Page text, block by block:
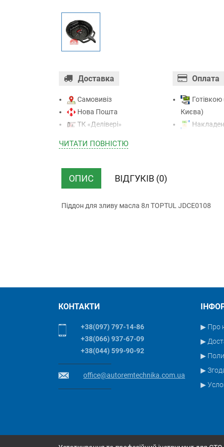
Доставка
Самовивіз
Нова Пошта
ТК «Делівері»
ТК “Justin”
ТК ”УкрПошта”
Оплата
Готівкою
Києва)
ЧИТАТИ ПОВНIСТЮ
ОПИС ВІДГУКІВ (0)
Піддон для зливу масла 8л TOPTUL JDCE0108
КОНТАКТИ
+38(097) 797-14-86
+38(066) 937-67-09
+38(044) 599-90-92
office@autoremtechnika.com.ua
▶ Про
▶
▶
▶
▶